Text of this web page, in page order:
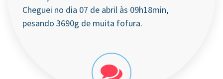
Cheguei no dia 07 de abril às 09h18min,
pesando 3690g de muita fofura.